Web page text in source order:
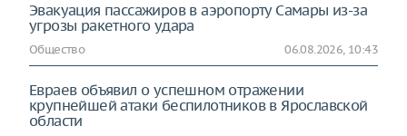
Эвакуация пассажиров в аэропорту Самары из-за
угрозы ракетного удара
Общество 06.08.2026, 10:43
Евраев объявил о успешном отражении
крупнейшей атаки беспилотников в Ярославской
области